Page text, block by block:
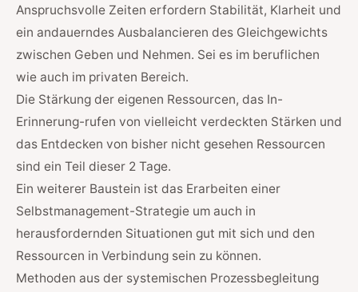
Anspruchsvolle Zeiten erfordern Stabilität, Klarheit und
ein andauerndes Ausbalancieren des Gleichgewichts
zwischen Geben und Nehmen. Sei es im beruflichen
wie auch im privaten Bereich.
Die Stärkung der eigenen Ressourcen, das In-
Erinnerung-rufen von vielleicht verdeckten Stärken und
das Entdecken von bisher nicht gesehen Ressourcen
sind ein Teil dieser 2 Tage.
Ein weiterer Baustein ist das Erarbeiten einer
Selbstmanagement-Strategie um auch in
herausfordernden Situationen gut mit sich und den
Ressourcen in Verbindung sein zu können.
Methoden aus der systemischen Prozessbegleitung